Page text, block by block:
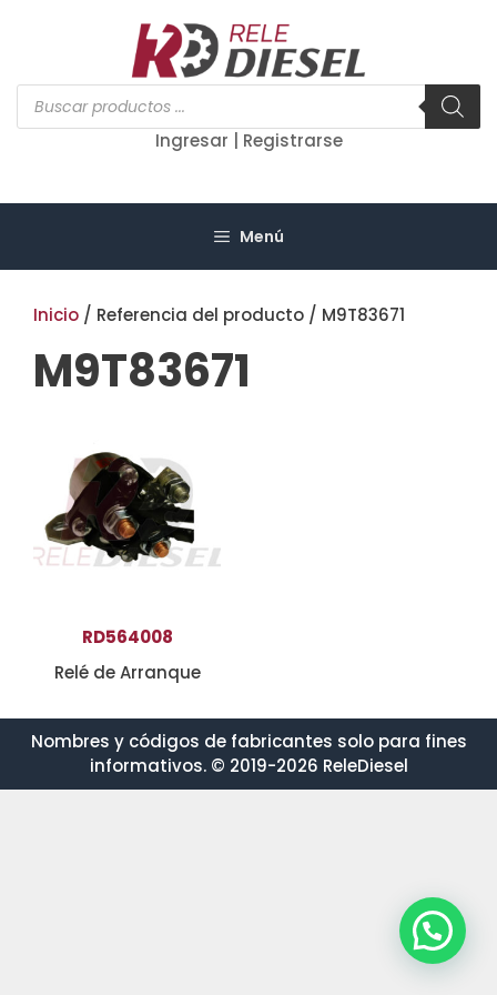
Búsqueda
de
productos
Ingresar | Registrarse
Menú
Inicio / Referencia del producto / M9T83671
M9T83671
RD564008
Relé de Arranque
Nombres y códigos de fabricantes solo para fines
informativos. © 2019-2026 ReleDiesel